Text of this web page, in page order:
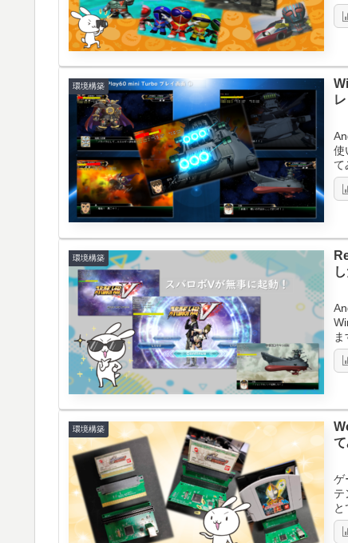
環境構築
使
て
環境構築
ま
環境構築
ゲ
テ
と